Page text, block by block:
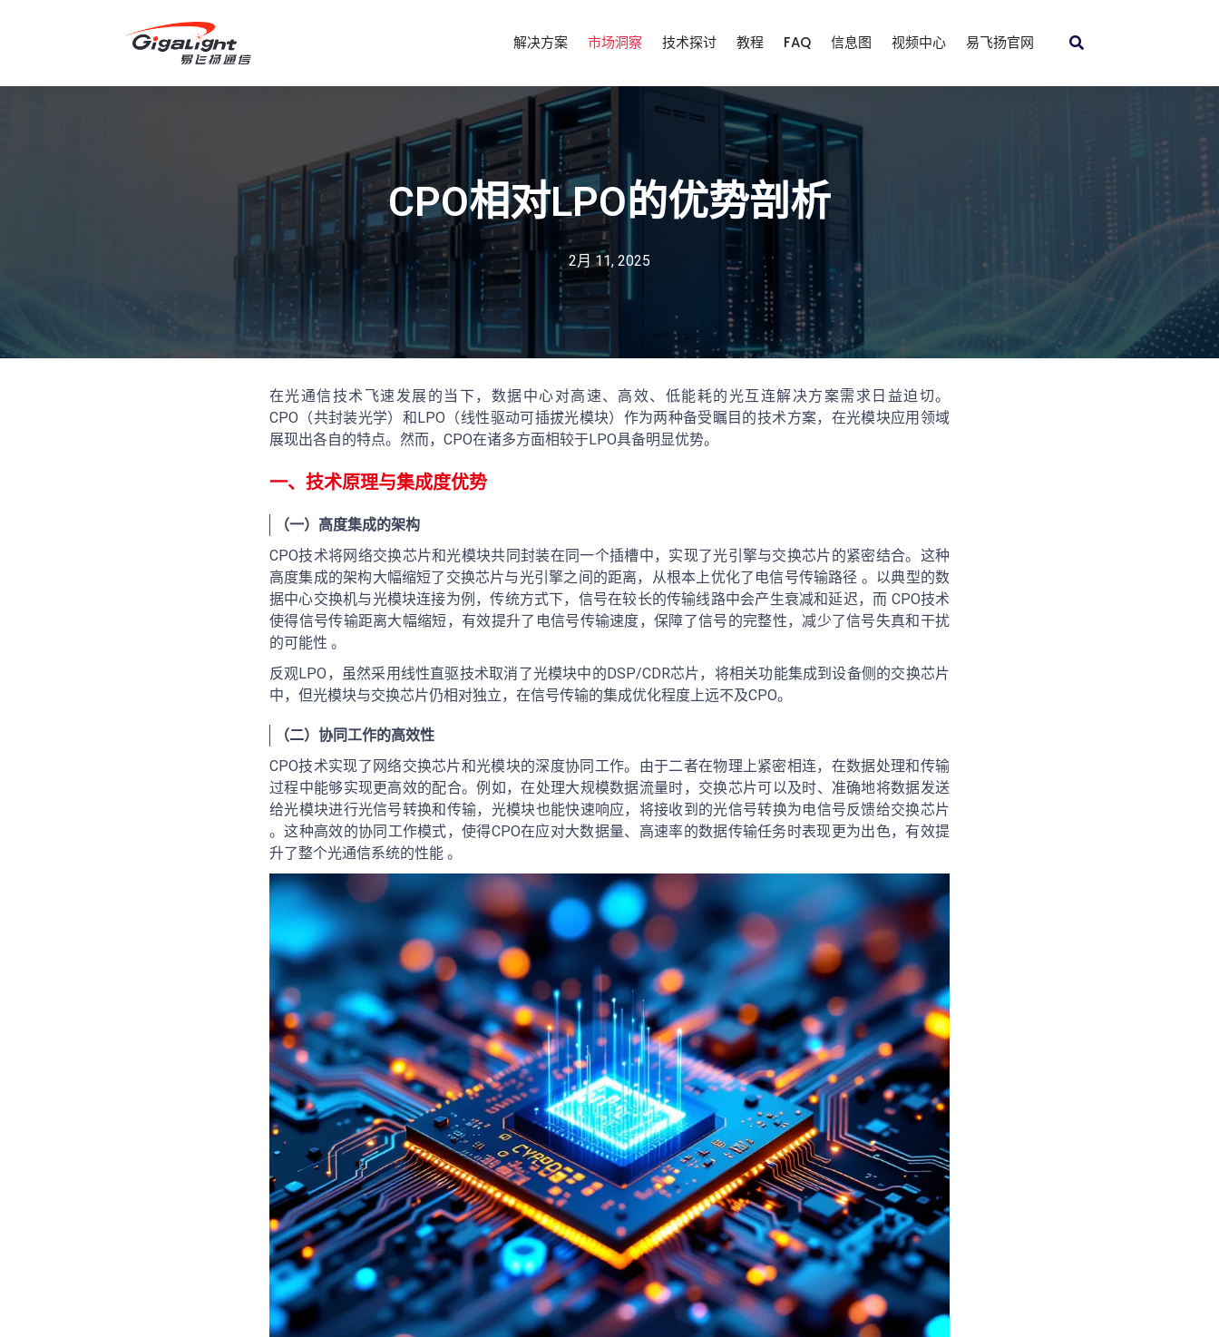
开放光网络器件的向导
解决方案 市场洞察 技术探讨 教程 FAQ 信息图 视频中心 易飞扬官网
CPO相对LPO的优势剖析
2月 11, 2025
在光通信技术飞速发展的当下，数据中心对高速、高效、低能耗的光互连解决方案需求日益迫切。
CPO（共封装光学）和LPO（线性驱动可插拔光模块）作为两种备受瞩目的技术方案，在光模块应用领域
展现出各自的特点。然而，CPO在诸多方面相较于LPO具备明显优势。
一、技术原理与集成度优势
（一）高度集成的架构
CPO技术将网络交换芯片和光模块共同封装在同一个插槽中，实现了光引擎与交换芯片的紧密结合。这种
高度集成的架构大幅缩短了交换芯片与光引擎之间的距离，从根本上优化了电信号传输路径 。以典型的数
据中心交换机与光模块连接为例，传统方式下，信号在较长的传输线路中会产生衰减和延迟，而 CPO技术
使得信号传输距离大幅缩短，有效提升了电信号传输速度，保障了信号的完整性，减少了信号失真和干扰
的可能性 。
反观LPO，虽然采用线性直驱技术取消了光模块中的DSP/CDR芯片，将相关功能集成到设备侧的交换芯片
中，但光模块与交换芯片仍相对独立，在信号传输的集成优化程度上远不及CPO。
（二）协同工作的高效性
CPO技术实现了网络交换芯片和光模块的深度协同工作。由于二者在物理上紧密相连，在数据处理和传输
过程中能够实现更高效的配合。例如，在处理大规模数据流量时，交换芯片可以及时、准确地将数据发送
给光模块进行光信号转换和传输，光模块也能快速响应，将接收到的光信号转换为电信号反馈给交换芯片
。这种高效的协同工作模式，使得CPO在应对大数据量、高速率的数据传输任务时表现更为出色，有效提
升了整个光通信系统的性能 。